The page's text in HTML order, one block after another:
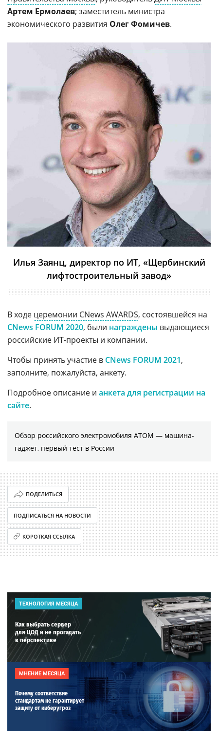
Артем Ермолаев; заместитель министра
экономического развития Олег Фомичев.
Илья Заянц, директор по ИТ, «Щербинский
лифтостроительный завод»
В ходе церемонии CNews AWARDS, состоявшейся на
CNews FORUM 2020, были награждены выдающиеся
российские ИТ-проекты и компании.
Чтобы принять участие в CNews FORUM 2021,
заполните, пожалуйста, анкету.
Подробное описание и анкета для регистрации на
сайте.
Обзор российского электромобиля АТОМ — машина-
гаджет, первый тест в России
ПОДЕЛИТЬСЯ
ПОДПИСАТЬСЯ НА НОВОСТИ
КОРОТКАЯ ССЫЛКА
ТЕХНОЛОГИЯ МЕСЯЦА
Как выбрать сервер
для ЦОД и не прогадать
в перспективе
МНЕНИЕ МЕСЯЦА
Почему соответствие
стандартам не гарантирует
защиту от киберугроз